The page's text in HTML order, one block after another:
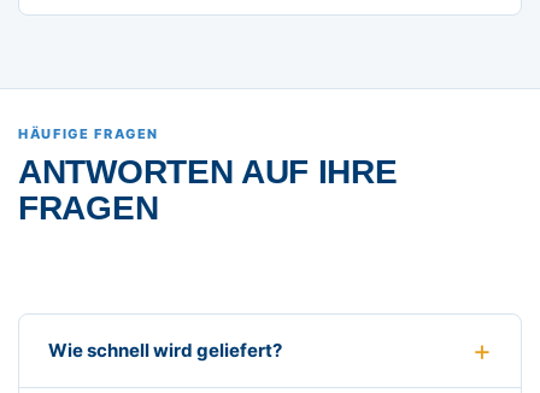
HÄUFIGE FRAGEN
ANTWORTEN AUF IHRE
FRAGEN
Wie schnell wird geliefert?